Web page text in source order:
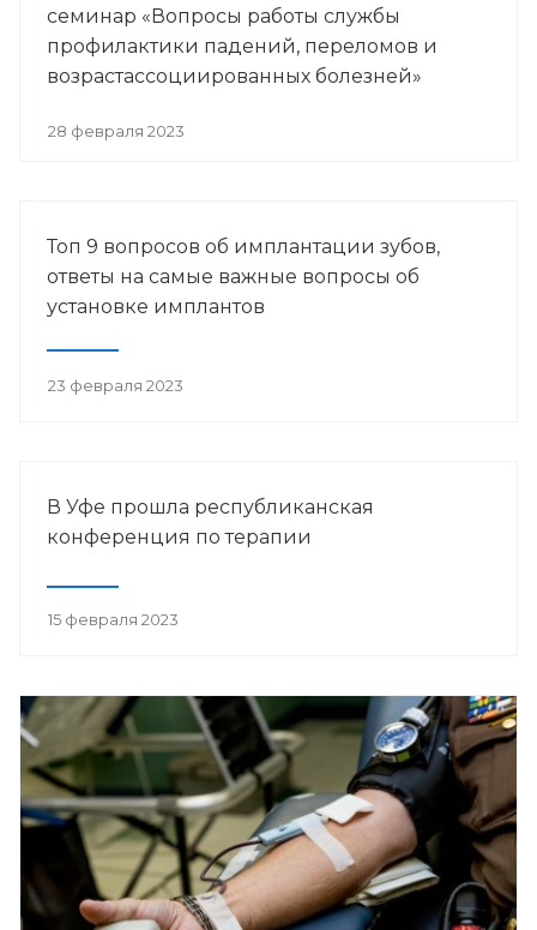
семинар «Вопросы работы службы
профилактики падений, переломов и
возрастассоциированных болезней»
28 февраля 2023
Топ 9 вопросов об имплантации зубов,
ответы на самые важные вопросы об
установке имплантов
23 февраля 2023
В Уфе прошла республиканская
конференция по терапии
15 февраля 2023